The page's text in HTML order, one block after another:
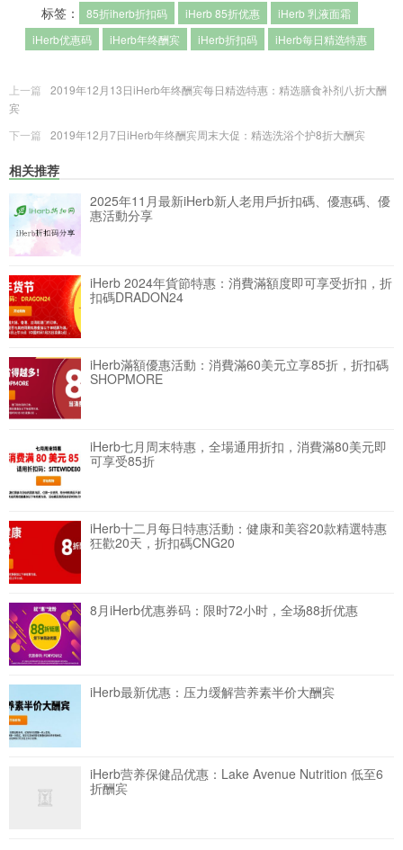
标签： 85折iherb折扣码 iHerb 85折优惠
iHerb 乳液面霜
iHerb优惠码
iHerb年终酬宾 iHerb折扣码 iHerb每日精选特惠
上一篇
2019年12月13日iHerb年终酬宾每日精选特惠：精选膳食补剂八折大酬
宾
下一篇
2019年12月7日iHerb年终酬宾周末大促：精选洗浴个护8折大酬宾
相关推荐
2025年11月最新iHerb新人老用戶折扣碼、優惠碼、優
惠活動分享
iHerb 2024年貨節特惠：消費滿額度即可享受折扣，折
扣碼DRADON24
iHerb滿額優惠活動：消費滿60美元立享85折，折扣碼
SHOPMORE
iHerb七月周末特惠，全場通用折扣，消費滿80美元即
可享受85折
iHerb十二月每日特惠活動：健康和美容20款精選特惠
狂歡20天，折扣碼CNG20
8月iHerb优惠券码：限时72小时，全场88折优惠
iHerb最新优惠：压力缓解营养素半价大酬宾
iHerb营养保健品优惠：Lake Avenue Nutrition 低至6
折酬宾